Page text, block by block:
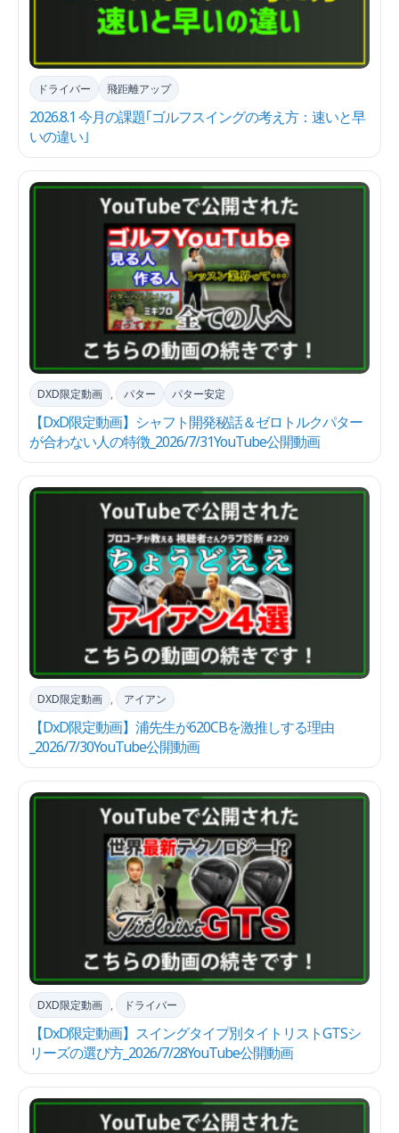
2026.8.1 今月の課題｢ゴルフスイングの考え方：速いと早
いの違い｣
ドライバー 飛距離アップ
【DxD限定動画】シャフト開発秘話＆ゼロトルクパター
が合わない人の特徴_2026/7/31YouTube公開動画
DXD限定動画 , パター パター安定
【DxD限定動画】浦先生が620CBを激推しする理由
_2026/7/30YouTube公開動画
DXD限定動画 , アイアン
【DxD限定動画】スイングタイプ別タイトリストGTSシ
リーズの選び方_2026/7/28YouTube公開動画
DXD限定動画 , ドライバー